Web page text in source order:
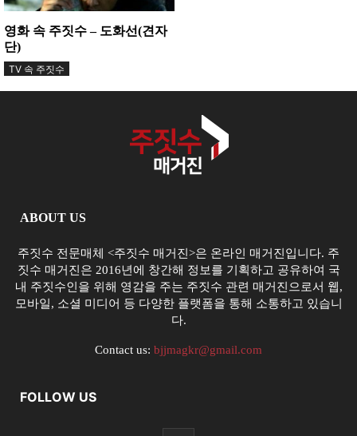
영화 속 주짓수 – 도화선(견자
단)
TV 속 주짓수
ABOUT US
주짓수 전문매체 <주짓수 매거진>은 온라인 매거진입니다. 주
짓수 매거진은 2016년에 창간해 정보를 기획하고 공유하여 국
내 주짓수인을 위해 영감을 주는 주짓수 관련 매거진으로서 웹,
모바일, 소셜 미디어 등 다양한 플랫폼을 통해 소통하고 있습니
다.
Contact us: bjjmagkr@gmail.com
FOLLOW US